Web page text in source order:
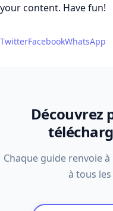
your content. Have fun!
TwitterFacebookWhatsApp
Découvrez
Chaque guide renvoie
à tous